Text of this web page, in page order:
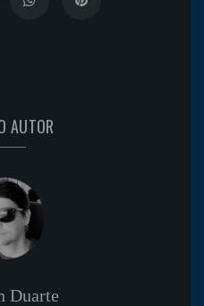
AUTOR
Duarte